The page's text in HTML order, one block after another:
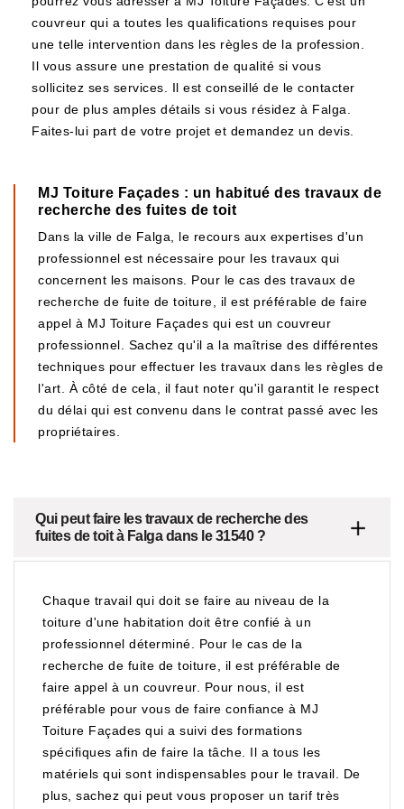
couvreur qui a toutes les qualifications requises pour
une telle intervention dans les règles de la profession.
Il vous assure une prestation de qualité si vous
sollicitez ses services. Il est conseillé de le contacter
pour de plus amples détails si vous résidez à Falga.
Faites-lui part de votre projet et demandez un devis.
MJ Toiture Façades : un habitué des travaux de
recherche des fuites de toit
Dans la ville de Falga, le recours aux expertises d'un
professionnel est nécessaire pour les travaux qui
concernent les maisons. Pour le cas des travaux de
recherche de fuite de toiture, il est préférable de faire
appel à MJ Toiture Façades qui est un couvreur
professionnel. Sachez qu'il a la maîtrise des différentes
techniques pour effectuer les travaux dans les règles de
l'art. À côté de cela, il faut noter qu'il garantit le respect
du délai qui est convenu dans le contrat passé avec les
propriétaires.
Qui peut faire les travaux de recherche des
fuites de toit à Falga dans le 31540 ?
Chaque travail qui doit se faire au niveau de la
toiture d'une habitation doit être confié à un
professionnel déterminé. Pour le cas de la
recherche de fuite de toiture, il est préférable de
faire appel à un couvreur. Pour nous, il est
préférable pour vous de faire confiance à MJ
Toiture Façades qui a suivi des formations
spécifiques afin de faire la tâche. Il a tous les
matériels qui sont indispensables pour le travail. De
plus, sachez qui peut vous proposer un tarif très